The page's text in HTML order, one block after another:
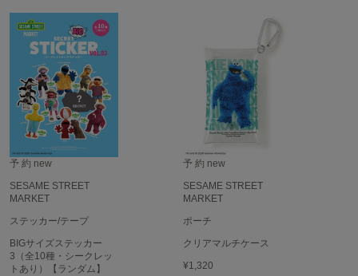
予 約 new
SESAME STREET
MARKET
ステッカー/テープ
BIGサイズステッカー
3（全10種・シークレッ
トあり）【ランダム】
予 約 new
SESAME STREET
MARKET
ポーチ
クリアマルチケース
¥1,320